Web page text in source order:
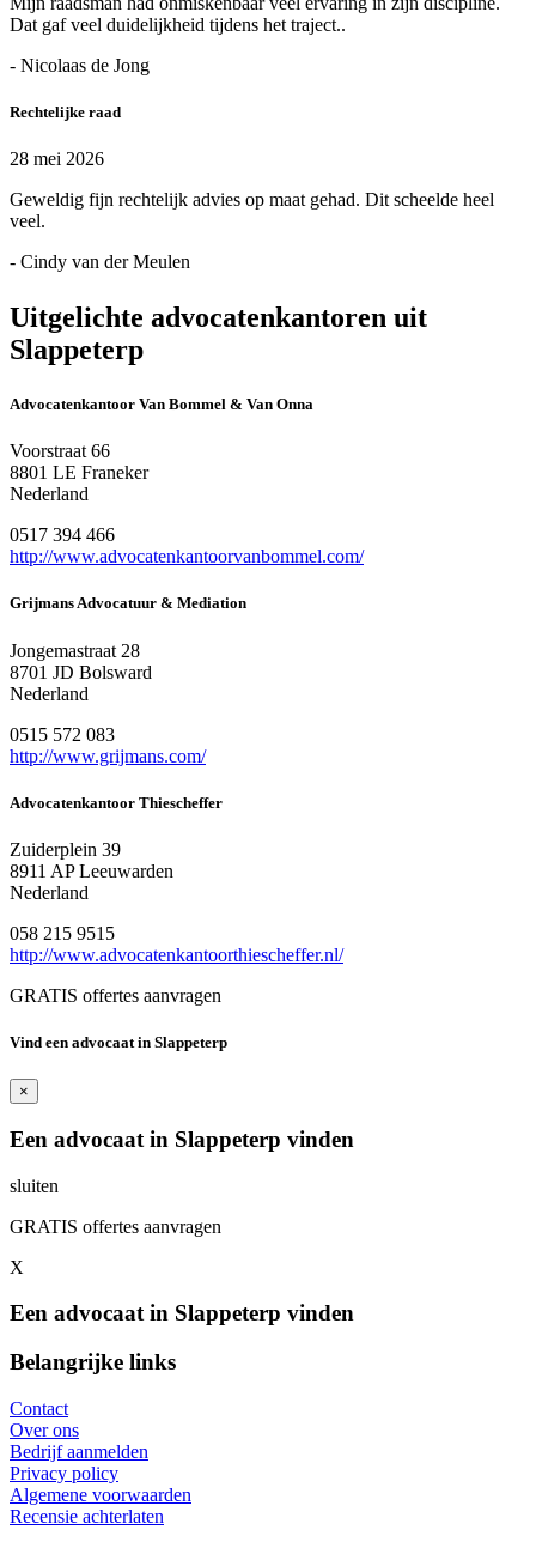
Dat gaf veel duidelijkheid tijdens het traject..
- Nicolaas de Jong
Rechtelijke raad
28 mei 2026
Geweldig fijn rechtelijk advies op maat gehad. Dit scheelde heel
veel.
- Cindy van der Meulen
Uitgelichte advocatenkantoren uit
Slappeterp
Advocatenkantoor Van Bommel & Van Onna
Voorstraat 66
8801 LE Franeker
Nederland
0517 394 466
http://www.advocatenkantoorvanbommel.com/
Grijmans Advocatuur & Mediation
Jongemastraat 28
8701 JD Bolsward
Nederland
0515 572 083
http://www.grijmans.com/
Advocatenkantoor Thiescheffer
Zuiderplein 39
8911 AP Leeuwarden
Nederland
058 215 9515
http://www.advocatenkantoorthiescheffer.nl/
GRATIS offertes aanvragen
Vind een advocaat in Slappeterp
×
Een advocaat in Slappeterp vinden
sluiten
GRATIS offertes aanvragen
X
Een advocaat in Slappeterp vinden
Belangrijke links
Contact
Over ons
Bedrijf aanmelden
Privacy policy
Algemene voorwaarden
Recensie achterlaten